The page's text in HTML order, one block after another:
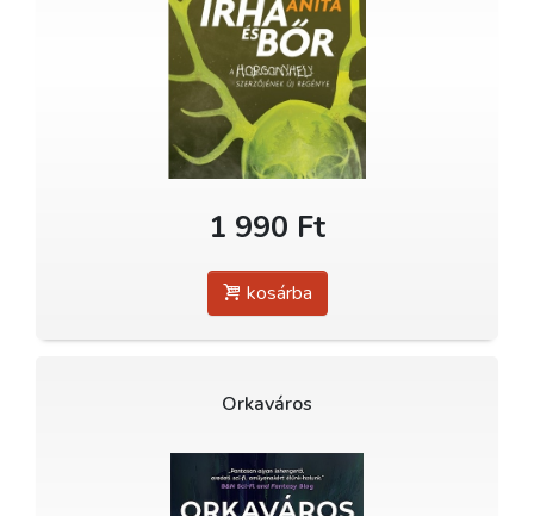
1 990 Ft
kosárba
Orkaváros